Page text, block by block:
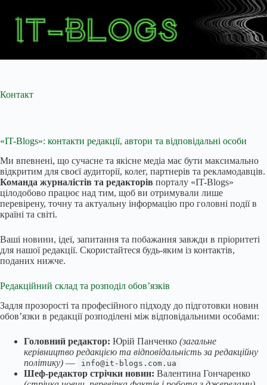
Контакт
«IT-Blogs»: контакти редакції, автори та відповідальні особи
Ми впевнені, що сучасне та якісне медіа має бути максимально
відкритим для своєї аудиторії, колег, партнерів та рекламодавців.
Команда журналістів та редакторів порталу «IT-Blogs»
цілодобово працює над тим, щоб ви отримували лише
перевірену, точну та актуальну інформацію про головні події в
країні та світі.
Ваші новини, ідеї, запитання та побажання завжди в пріоритеті
для нашої редакції. Скористайтеся будь-яким із контактів,
поданих нижче.
Редакційний склад та розподіл обов’язків
Задля прозорості та професійного підходу до підготовки новин
обов’язки в редакції розподілені між відповідальними особами:
Головний редактор: Юрій Панченко (загальне
керівництво редакцією та відповідальність за редакційну
політику) — info@it-blogs.com.ua
Шеф-редактор стрічки новин: Валентина Гончаренко